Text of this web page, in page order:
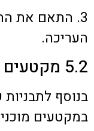
3. התאם את
העריכה.
5.2 מקטעים מוכנים
בנוסף
במקטעים